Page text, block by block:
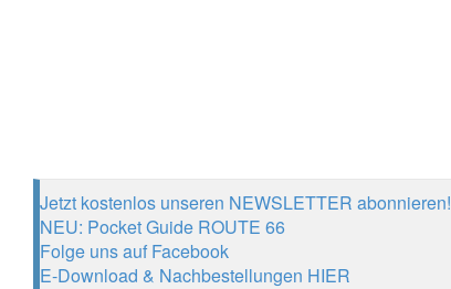
Jetzt kostenlos unseren NEWSLETTER abonnieren!
NEU: Pocket Guide ROUTE 66
Folge uns auf Facebook
E-Download & Nachbestellungen HIER